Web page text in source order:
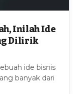
Inilah Ide
Dilirik
ide bisnis
banyak dari